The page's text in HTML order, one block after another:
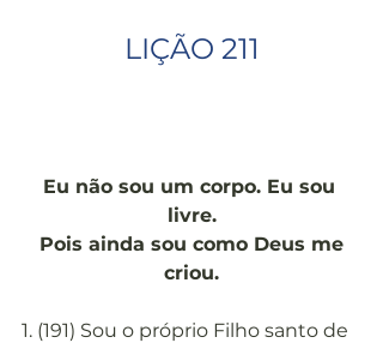
LIÇÃO 211
Eu não sou um corpo. Eu sou
livre.
Pois ainda sou como Deus me
criou.
1. (191) Sou o próprio Filho santo de